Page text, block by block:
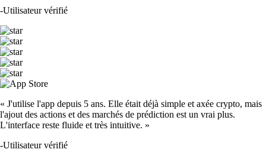
-Utilisateur vérifié
« J'utilise l'app depuis 5 ans. Elle était déjà simple et axée crypto, mais
l'ajout des actions et des marchés de prédiction est un vrai plus.
L'interface reste fluide et très intuitive. »
-Utilisateur vérifié